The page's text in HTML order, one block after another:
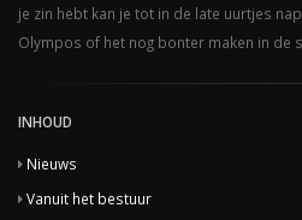
je zin hebt kan je tot in de late uurtjes
Olympos of het nog bonter maken in de
INHOUD
Nieuws
Vanuit het bestuur